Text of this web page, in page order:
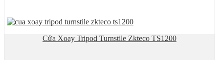
Cửa Xoay Tripod Turnstile Zkteco TS1200